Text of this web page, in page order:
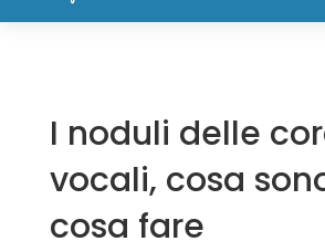
I noduli delle
vocali, cosa
cosa fare